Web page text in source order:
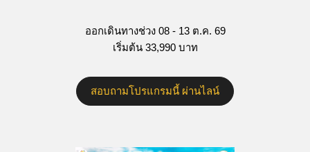
ออกเดินทางช่วง 08 - 13 ต.ค. 69
เริ่มต้น 33,990 บาท
สอบถามโปรแกรมนี้ ผ่านไลน์